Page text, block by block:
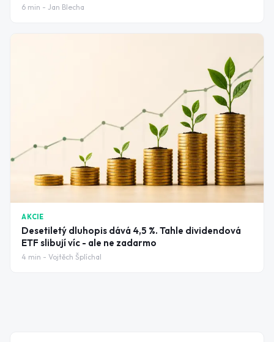
6 min - Jan Blecha
AKCIE
Desetiletý dluhopis dává 4,5 %. Tahle dividendová
ETF slibují víc - ale ne zadarmo
4 min - Vojtěch Šplíchal